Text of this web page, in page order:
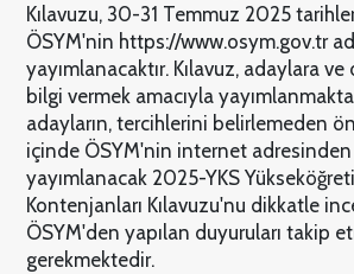
Kılavuzu, 30-31 Temmuz 2025
ÖSYM'nin https://www.osym.gov.tr
yayımlanacaktır. Kılavuz, adaylara
bilgi vermek amacıyla
adayların, tercihlerini belirlemeden
içinde ÖSYM'nin internet
yayımlanacak 2025-YKS
Kontenjanları Kılavuzu'nu dikkatle
ÖSYM'den yapılan duyuruları takip
gerekmektedir.